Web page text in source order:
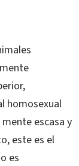
homosexual
escasa y
este es el
es